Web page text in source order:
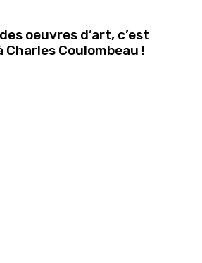
oeuvres d’art, c’est
Charles Coulombeau !